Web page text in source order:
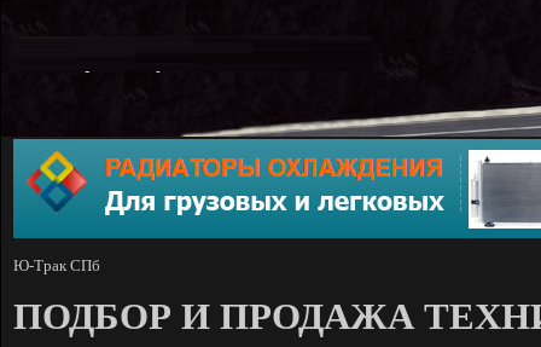
Ю-Трак СПб
ПОДБОР И ПРОДАЖА